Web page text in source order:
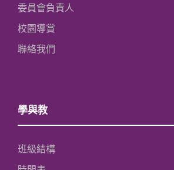
委員會負責人
校園導賞
聯絡我們
學與教
班級結構